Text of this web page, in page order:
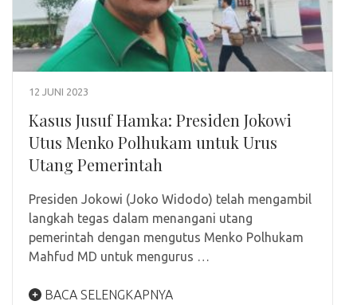
12 JUNI 2023
Kasus Jusuf Hamka: Presiden Jokowi
Utus Menko Polhukam untuk Urus
Utang Pemerintah
Presiden Jokowi (Joko Widodo) telah mengambil
langkah tegas dalam menangani utang
pemerintah dengan mengutus Menko Polhukam
Mahfud MD untuk mengurus …
BACA SELENGKAPNYA